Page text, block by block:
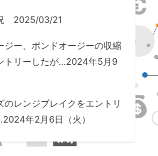
2025/03/21
ジー、ポンドオージーの収縮
トリーしたが…2024年5月9
のレンジブレイクをエントリ
年2月6日（火）